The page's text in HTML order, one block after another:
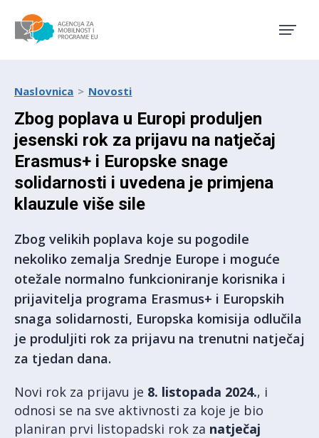
Naslovnica Novosti
Zbog poplava u Europi produljen
jesenski rok za prijavu na natječaj
Erasmus+ i Europske snage
solidarnosti i uvedena je primjena
klauzule više sile
Zbog velikih poplava koje su pogodile
nekoliko zemalja Srednje Europe i moguće
otežale normalno funkcioniranje korisnika i
prijavitelja programa Erasmus+ i Europskih
snaga solidarnosti, Europska komisija odlučila
je produljiti rok za prijavu na trenutni natječaj
za tjedan dana.
Novi rok za prijavu je 8. listopada 2024., i
odnosi se na sve aktivnosti za koje je bio
planiran prvi listopadski rok za natječaj